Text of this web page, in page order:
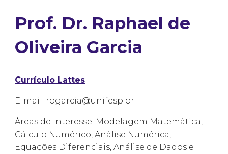
Prof. Dr. Raphael de
Oliveira Garcia
Currículo Lattes
E-mail: rogarcia@unifesp.br
Áreas de Interesse: Modelagem Matemática,
Cálculo Numérico, Análise Numérica,
Equações Diferenciais, Análise de Dados e